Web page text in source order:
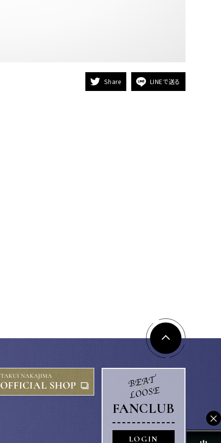
Share LINEで送る
×
FANCLUB
LOGIN